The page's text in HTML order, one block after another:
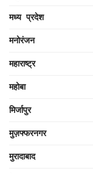
मध्य प्रदेश
मनोरंजन
महाराष्ट्र
महोबा
मिर्जापुर
मुज़फ्फरनगर
मुरादाबाद